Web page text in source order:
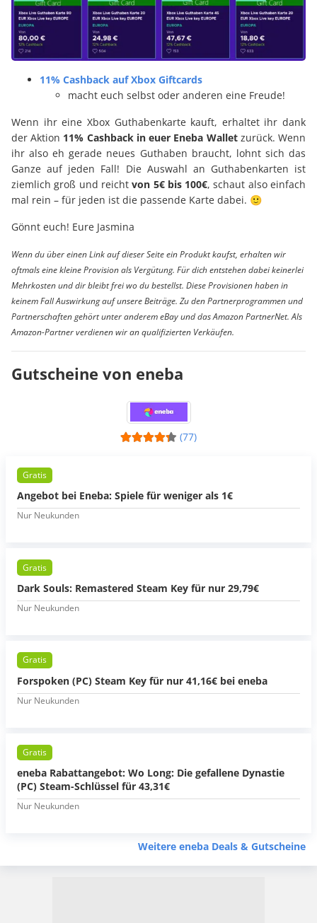
11% Cashback auf Xbox Giftcards
macht euch selbst oder anderen eine Freude!
Wenn ihr eine Xbox Guthabenkarte kauft, erhaltet ihr dank
der Aktion 11% Cashback in euer Eneba Walletzurück. Wenn
ihr also eh gerade neues Guthaben braucht, lohnt sich das
Ganze auf jeden Fall! Die Auswahl an Guthabenkarten ist
ziemlich groß und reichtvon 5€ bis 100€, schaut also einfach
mal rein – für jeden ist die passende Karte dabei. 🙂
Gönnt euch! Eure Jasmina
Wenn du über einen Link auf dieser Seite ein Produkt kaufst, erhalten wir
oftmals eine kleine Provision als Vergütung. Für dich entstehen dabei keinerlei
Mehrkosten und dir bleibt frei wo du bestellst. Diese Provisionen haben in
keinem Fall Auswirkung auf unsere Beiträge. Zu den Partnerprogrammen und
Partnerschaften gehört unter anderem eBay und das Amazon PartnerNet. Als
Amazon-Partner verdienen wir an qualifizierten Verkäufen.
Gutscheine von eneba
(77)
Gratis
Angebot bei Eneba: Spiele für weniger als 1€
Nur Neukunden
Gratis
Dark Souls: Remastered Steam Key für nur 29,79€
Nur Neukunden
Gratis
Forspoken (PC) Steam Key für nur 41,16€ bei eneba
Nur Neukunden
Gratis
eneba Rabattangebot: Wo Long: Die gefallene Dynastie
(PC) Steam-Schlüssel für 43,31€
Nur Neukunden
Weitere eneba Deals & Gutscheine